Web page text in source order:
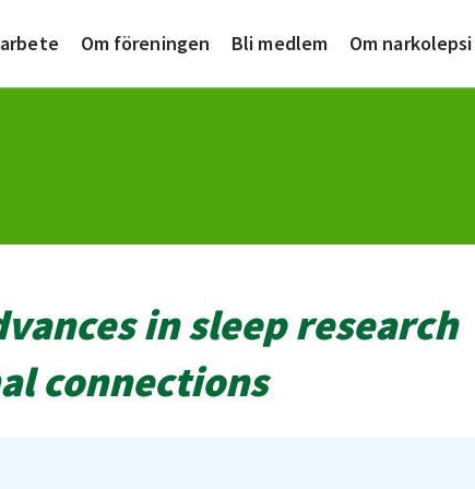
Om föreningen Bli medlem Om narkolepsi
in sleep research
connections